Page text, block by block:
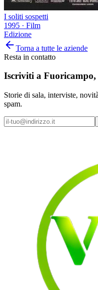
I soliti sospetti
1995 · Film
Edizione
Torna a tutte le aziende
Resta in contatto
Iscriviti a Fuoricampo,
Storie di sala, interviste,
spam.